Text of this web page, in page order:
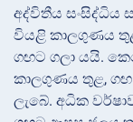
අද්විතීය සංසිද්ධිය
වියළි කාලගුණය
ගඟට ගලා යයි.
කාලගුණය තුළ, ගඟ
ලැබේ. අධික